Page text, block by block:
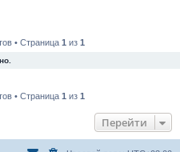
• Страница 1 из 1
• Страница 1 из 1
Перейти